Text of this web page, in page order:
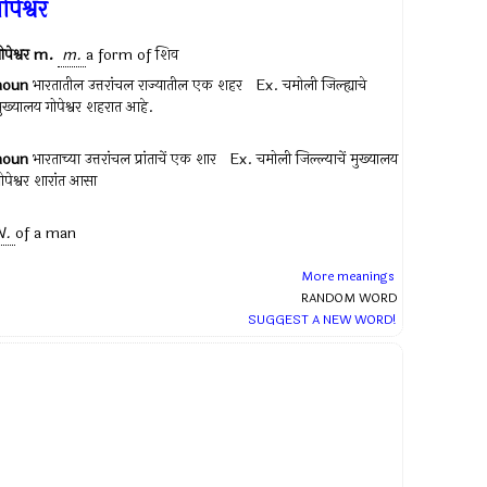
m. m. a form ofशिव
भारतातील उत्तरांचल राज्यातील एक शहर Ex.चमोली जिल्ह्याचे
गोपेश्वर शहरात आहे.
भारताच्या उत्तरांचल प्रांताचें एक शार Ex.चमोली जिल्ल्याचें मुख्यालय
शारांत आसा
of a man
More meanings
RANDOM WORD
SUGGEST A NEW WORD!